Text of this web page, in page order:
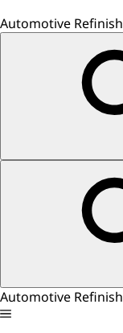
Automotive Refinish
Automotive Refinish